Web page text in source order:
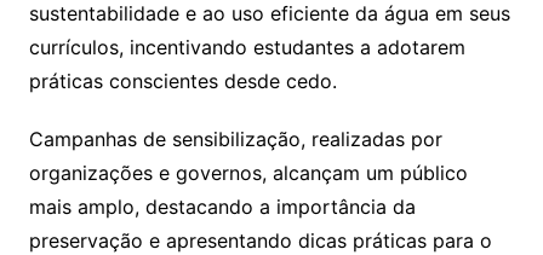
sustentabilidade e ao uso eficiente da água em seus
currículos, incentivando estudantes a adotarem
práticas conscientes desde cedo.
Campanhas de sensibilização, realizadas por
organizações e governos, alcançam um público
mais amplo, destacando a importância da
preservação e apresentando dicas práticas para o